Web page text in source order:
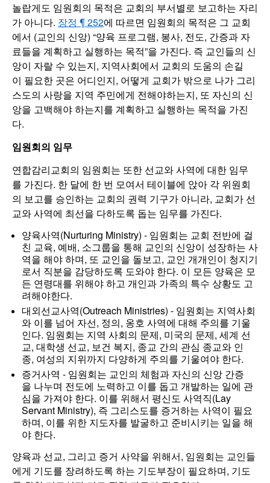
놀랍게도 임원회의 목적은 교회의 부서별로 보고하는 자리
가 아니다. 장정 ¶ 252에 따르면 임원회의 목적은 그 교회
에서 (교인의 신앙) “양육 프로그램, 봉사, 전도, 간증과 자
료들을 계획하고 실행하는 목적”을 가진다. 즉 교인들의 신
앙이 자랄 수 있는지, 지역사회에서 교회의 도움의 손길
이 필요한 곳은 어디인지, 어떻게 교회가 밖으로 나가 그리
스도의 사랑을 지역 주민에게 전해야하는지, 또 자신의 신
앙을 고백해야 하는지를 계획하고 실행하는 목적을 가진
다.
임원회의 임무
연합감리교회의 임원회는 또한 선교와 사역에 대한 임무
를 가진다. 한 달에 한 번 모여서 테이블에 앉아 각 위원회
의 보고를 승인하는 교회의 권력 기구가 아니라, 교회가 선
교와 사역에 최선을 다하도록 돕는 임무를 가진다.
양육사역(Nurturing Ministry) - 임원회는 교회 전반에 걸
친 교육, 예배, 소그룹을 통해 교인의 신앙이 성장하는 사
역을 해야 하며, 또 교인을 돌보고, 교인 개개인이 청지기
로서 직분을 감당하도록 도와야 한다. 이 모든 양육은 모
든 연령대를 위해야 하고 개인과 가족의 특수 상황도 고
려해야한다.
대외선교사역(Outreach Ministries) - 임원회는 지역사회
와 이를 넘어 자선, 정의, 옹호 사역에 대해 주의를 기울
인다. 임원회는 지역 사회의 문제, 미국의 문제, 세계 선
교, 대학생 선교, 보건 복지, 종교 간의 관심 종교와 인
종, 여성의 지위까지 다양하게 주의를 기울여야 한다.
증거사역 - 임원회는 교인의 체험과 자신의 신앙 간증
을 나누며 전도에 노력하고 이를 돕고 개발하는 일에 관
심을 가져야 한다. 이를 위해서 평신도 사역직(Lay
Servant Ministry), 즉 그리스도를 증거하는 사역이 필요
하며, 이를 위한 지도자를 발굴하고 준비시키는 일을 해
야 한다.
양육과 선교, 그리고 증거 사약을 위해서, 임원회는 교인들
에게 기도를 장려하도록 하는 기도부장이 필요하며, 기도